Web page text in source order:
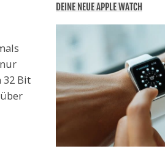
32 Bit
über
DEINE NEUE APPLE WATCH